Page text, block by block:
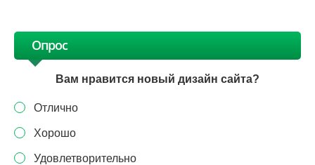
Опрос
Вам нравится новый дизайн сайта?
Отлично
Хорошо
Удовлетворительно